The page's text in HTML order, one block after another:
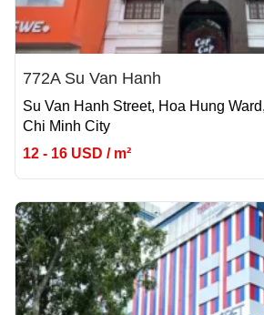
772A Su Van Hanh
Su Van Hanh Street, Hoa Hung
Chi Minh City
12 - 16 USD / m²